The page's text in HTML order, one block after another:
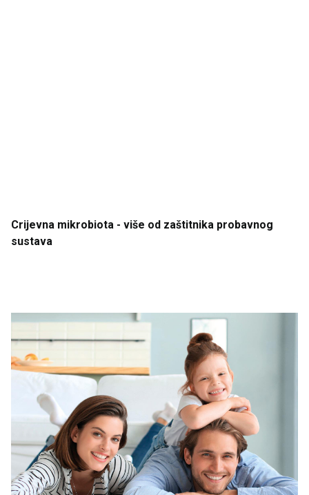
Crijevna mikrobiota - više od zaštitnika probavnog
sustava